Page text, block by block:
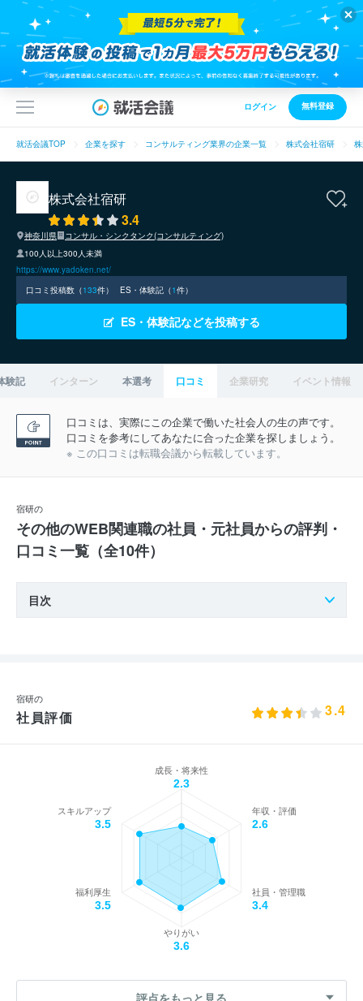
ログイン 無料登録
就活会議TOP 企業を探す コンサルティング業界の企業一覧 株式会社宿研
株式会社宿研
3.4
神奈川県
コンサル・シンクタンク(コンサルティング)
100人以上300人未満
https://www.yadoken.net/
口コミ投稿数（133件） ES・体験記（1件）
ES・体験記などを投稿する
験記 インターン 本選考 口コミ 企業研究 イベント情報
口コミは、実際にこの企業で働いた社会人の生の声です。
口コミを参考にしてあなたに合った企業を探しましょう。
※ この口コミは転職会議から転載しています。
宿研の
その他のWEB関連職の社員・元社員からの評判・
口コミ一覧（全10件）
目次
宿研の
社員評価 3.4
成長・将来性
2.3
年収・評価
2.6
社員・管理職
3.4
やりがい
3.6
福利厚生
3.5
スキルアップ
3.5